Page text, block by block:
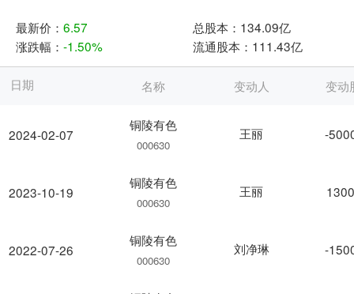
最新价： 6.57 总股本： 134.09亿
涨跌幅： -1.50% 流通股本： 111.43亿
日期
2024-02-07
2023-10-19
2022-07-26
名称 变动人 变动
铜陵有色
000630
王丽 -
铜陵有色
000630
王丽
铜陵有色
000630
刘净琳 -